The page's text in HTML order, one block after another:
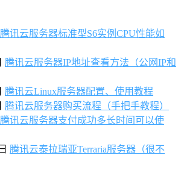
腾讯云服务器标准型S6实例CPU性能如
腾讯云服务器IP地址查看方法（公网IP和
腾讯云Linux服务器配置、使用教程
腾讯云服务器购买流程（手把手教程）
腾讯云服务器支付成功多长时间可以使
腾讯云泰拉瑞亚Terraria服务器（很不